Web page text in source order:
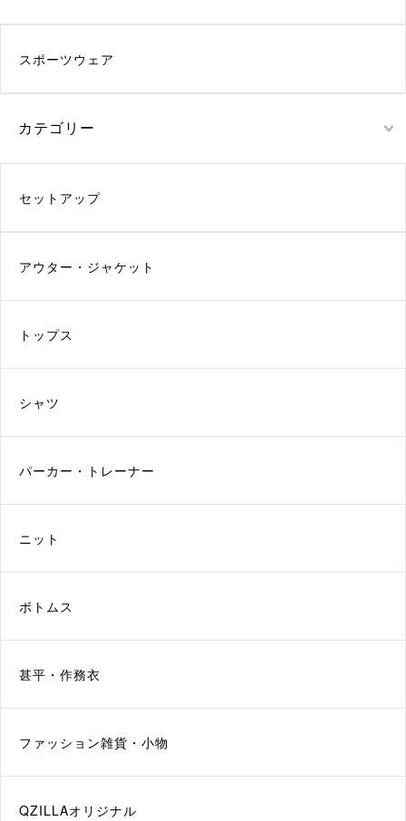
スポーツウェア
カテゴリー
セットアップ
アウター・ジャケット
トップス
シャツ
パーカー・トレーナー
ニット
ボトムス
甚平・作務衣
ファッション雑貨・小物
QZILLAオリジナル